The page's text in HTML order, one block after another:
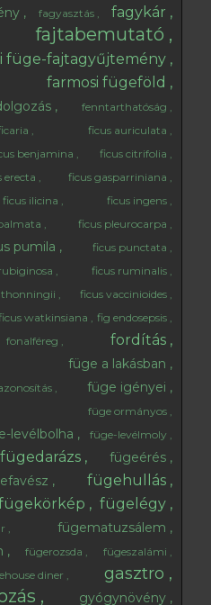
fagyasztás fagykár
fajtabemutató
füge-fajtagyűjtemény
farmosi fügeföld
fenntarthatóság
ficus auriculata
benjamina
ficus citrifolia
erecta
ficus gasparriniana
ficus ilicina
ficus ingens
ficus pleurocarpa
pumila ficus punctata
ficus ruminalis
thonningii
ficus vaccinioides
watkinsiana fig endosepsis
fonalféreg fordítás
füge a lakásban
füge igényei
füge ormányos
levélbolha
füge-levélmoly
fügedarázs fügeérés
fügehullás
fügelégy
fügematuzsálem
fügerozsda
fügeszalámi
diner gasztro
gyógynövény